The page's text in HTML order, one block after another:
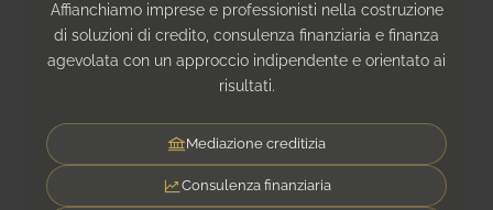
Affianchiamo imprese e professionisti nella costruzione
di soluzioni di credito, consulenza finanziaria e finanza
agevolata con un approccio indipendente e orientato ai
risultati.
Mediazione creditizia
Consulenza finanziaria